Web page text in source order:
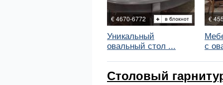
€ 4670-6772
Уникальный
овальный стол ...
€
с
Столовый